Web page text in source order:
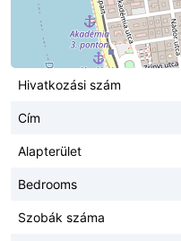
Hivatkozási szám
Cím
Alapterület
Bedrooms
Szobák száma